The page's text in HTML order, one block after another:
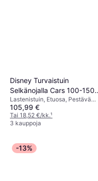
Disney Turvaistuin
Selkänojalla Cars 100-150
cm R129
Lastenistuin, Etuosa, Pestävä
päällinen
105,99 €
Tai 18,52 €/kk.¹
3 kauppoja
-13%